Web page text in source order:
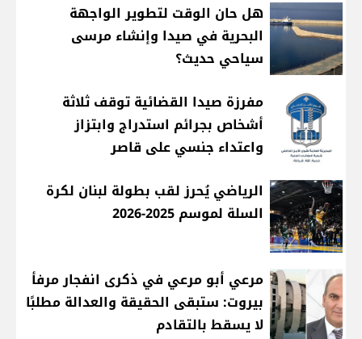
هل حان الوقت لتطوير الواجهة
البحرية في صيدا وإنشاء مرسى
سياحي حديث؟
مفرزة صيدا القضائية توقف ثلاثة
أشخاص بجرائم استدراج وابتزاز
واعتداء جنسي على قاصر
الرياضي يُحرز لقب بطولة لبنان لكرة
السلة لموسم 2025-2026
مرعي أبو مرعي في ذكرى انفجار مرفأ
بيروت: ستبقى الحقيقة والعدالة مطلبًا
لا يسقط بالتقادم